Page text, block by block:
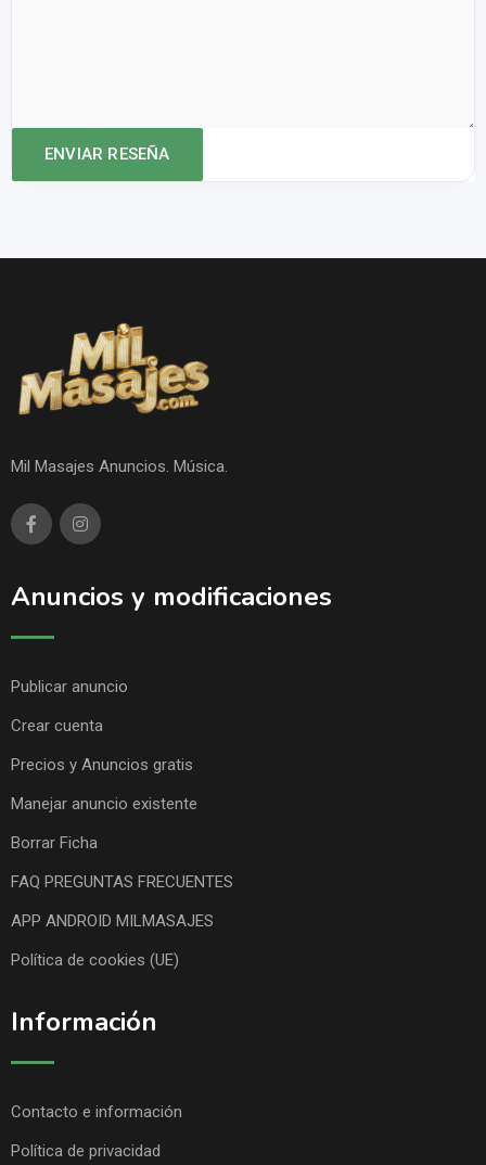
Mil Masajes Anuncios. Música.
Anuncios y modificaciones
Publicar anuncio
Crear cuenta
Precios y Anuncios gratis
Manejar anuncio existente
Borrar Ficha
FAQ PREGUNTAS FRECUENTES
APP ANDROID MILMASAJES
Política de cookies (UE)
Información
Contacto e información
Política de privacidad